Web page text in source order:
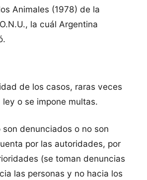
Animales (1978) de la
la cuál Argentina
de los casos, raras veces
o se impone multas.
son denunciados o no son
por las autoridades, por
(se toman denuncias
las personas y no hacia los